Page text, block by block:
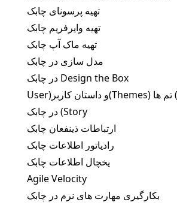
تهیه پرسونای چابک
تهیه وایرفریم چابک
تهیه ماک آپ چابک
مدل سازی در چابک
Design the Box در چابک
ارتباط اپیک (Epic) تم ها (Themes)و داستان کاربر(User
Story) در چابک
ارتباطات ذینفعان چابک
رادیاتور اطلاعات چابک
یخچال اطلاعات چابک
Agile Velocity
بکارگیری مهارت های نرم در چابک